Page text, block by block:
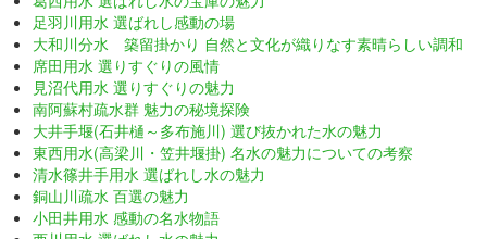
足羽川用水 選ばれし感動の場
大和川分水 築留掛かり 自然と文化が織りなす素晴らしい調和
席田用水 選りすぐりの風情
見沼代用水 選りすぐりの魅力
南阿蘇村疏水群 魅力の秘境探険
大井手堰(石井樋～多布施川) 選び抜かれた水の魅力
東西用水(高梁川・笠井堰掛) 名水の魅力についての考察
清水篠井手用水 選ばれし水の魅力
銅山川疏水 百選の魅力
小田井用水 感動の名水物語